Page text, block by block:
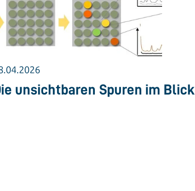
unsichtbaren Spuren im Blick